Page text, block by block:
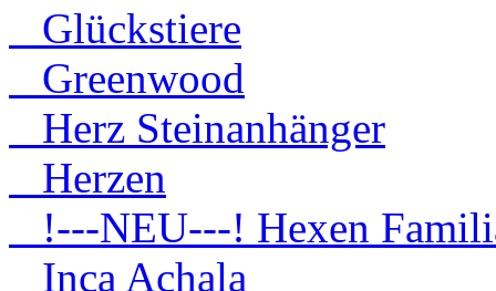
Glückstiere
Greenwood
Herz Steinanhänger
Herzen
!---NEU---! Hexen
Inca Achala